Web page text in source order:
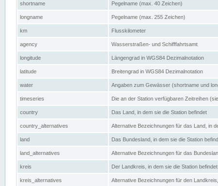
shortname Pegelname (max. 40 Zeichen)
longname Pegelname (max. 255 Zeichen)
km Flusskilometer
agency Wasserstraßen- und Schifffahrtsamt
longitude Längengrad in WGS84 Dezimalnotation
latitude Breitengrad in WGS84 Dezimalnotation
water Angaben zum Gewässer (shortname und
timeseries Die an der Station verfügbaren Zeitreihen
country Das Land, in dem sie die Station befindet
country_alternatives Alternative Bezeichnungen für das Land, in
land Das Bundesland, in dem sie die Station
land_alternatives Alternative Bezeichnungen für das
kreis Der Landkreis, in dem sie die Station befindet
kreis_alternatives Alternative Bezeichnungen für den